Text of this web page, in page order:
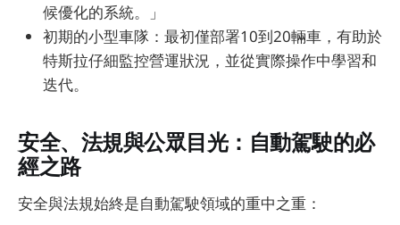
候優化的系統。」
初期的小型車隊：最初僅部署10到20輛車，有助於
特斯拉仔細監控營運狀況，並從實際操作中學習和
迭代。
安全、法規與公眾目光：自動駕駛的必
經之路
安全與法規始終是自動駕駛領域的重中之重：